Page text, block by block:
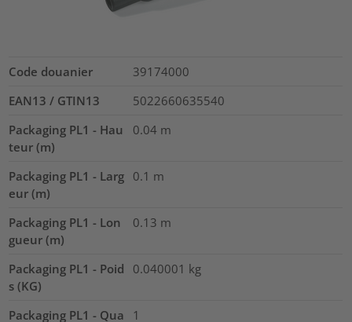
Code douanier
39174000
EAN13 / GTIN13
5022660635540
Packaging PL1 - Hau
teur (m)
0.04 m
Packaging PL1 - Larg
eur (m)
0.1 m
Packaging PL1 - Lon
gueur (m)
0.13 m
Packaging PL1 - Poid
s (KG)
0.040001 kg
Packaging PL1 - Qua 1